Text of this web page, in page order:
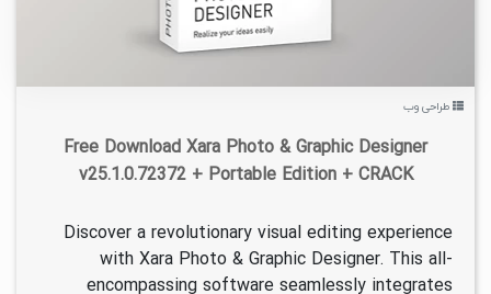
طراحی وب
Free Download Xara Photo & Graphic Designer
v25.1.0.72372 + Portable Edition + CRACK
Discover a revolutionary visual editing experience
with Xara Photo & Graphic Designer. This all-
encompassing software seamlessly integrates